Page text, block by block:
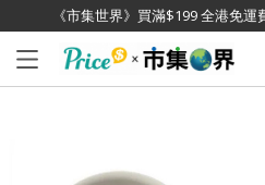
《市集世界》買滿$199 全港免運
已加入購物車